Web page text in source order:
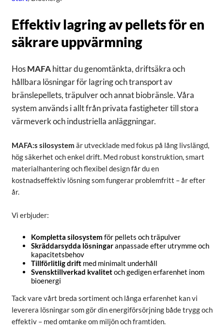
Effektiv lagring av pellets för en
säkrare uppvärmning
HosMAFAhittar du genomtänkta, driftsäkra och
hållbara lösningar för lagring och transport av
bränslepellets, träpulver och annat biobränsle. Våra
system används i allt från privata fastigheter till stora
värmeverk och industriella anläggningar.
MAFA:s silosystem är utvecklade med fokus på lång livslängd,
hög säkerhet och enkel drift. Med robust konstruktion, smart
materialhantering och flexibel design får du en
kostnadseffektiv lösning som fungerar problemfritt – år efter
år.
Vi erbjuder:
Kompletta silosystem för pellets och träpulver
Skräddarsydda lösningaranpassade efter utrymme och
kapacitetsbehov
Tillförlitlig drift med minimalt underhåll
Svensktillverkad kvalitetoch gedigen erfarenhet inom
bioenergi
Tack vare vårt breda sortiment och långa erfarenhet kan vi
leverera lösningar som gör din energiförsörjning både trygg och
effektiv – med omtanke om miljön och framtiden.